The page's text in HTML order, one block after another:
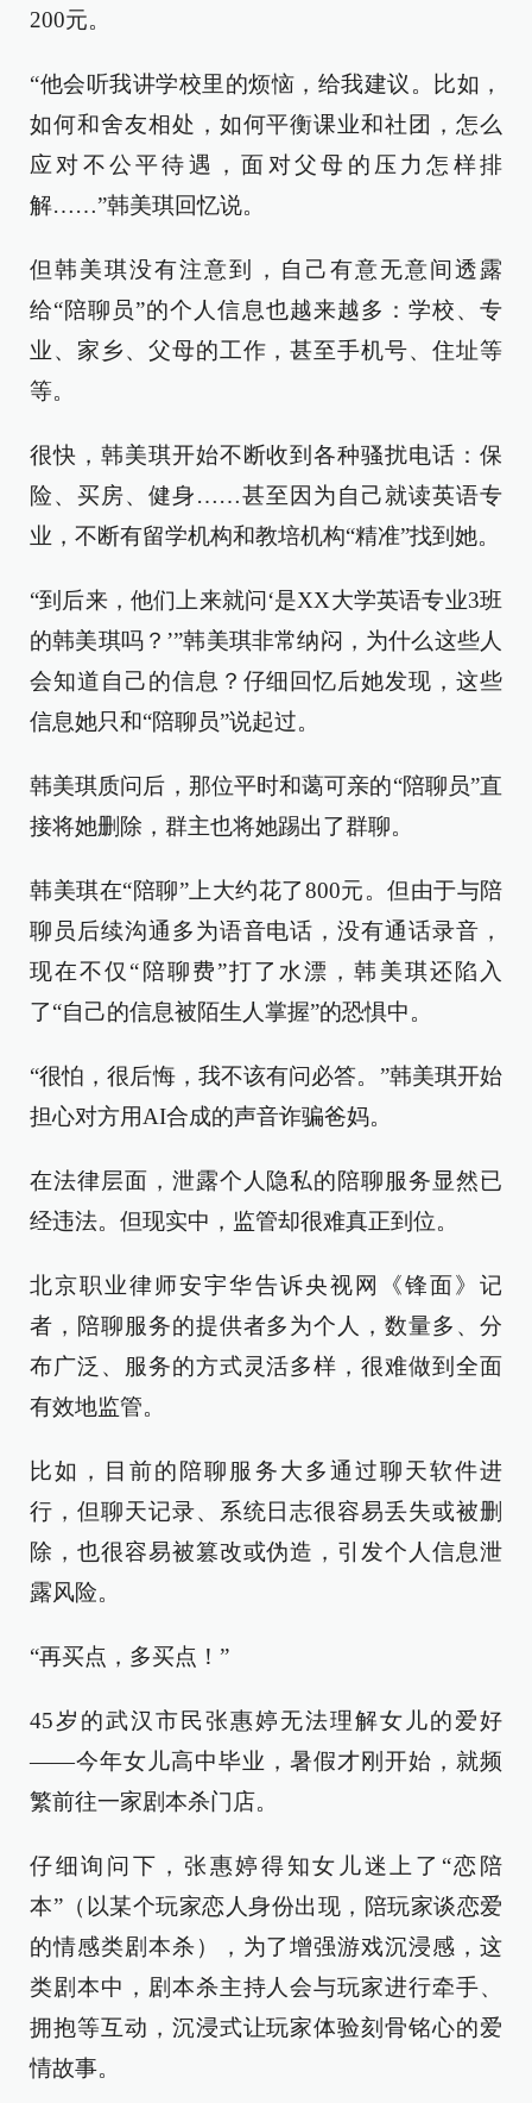
200元。
“他会听我讲学校里的烦恼，给我建议。比如，
如何和舍友相处，如何平衡课业和社团，怎么
应对不公平待遇，面对父母的压力怎样排
解……”韩美琪回忆说。
但韩美琪没有注意到，自己有意无意间透露
给“陪聊员”的个人信息也越来越多：学校、专
业、家乡、父母的工作，甚至手机号、住址等
等。
很快，韩美琪开始不断收到各种骚扰电话：保
险、买房、健身……甚至因为自己就读英语专
业，不断有留学机构和教培机构“精准”找到她。
“到后来，他们上来就问‘是XX大学英语专业3班
的韩美琪吗？’”韩美琪非常纳闷，为什么这些人
会知道自己的信息？仔细回忆后她发现，这些
信息她只和“陪聊员”说起过。
韩美琪质问后，那位平时和蔼可亲的“陪聊员”直
接将她删除，群主也将她踢出了群聊。
韩美琪在“陪聊”上大约花了800元。但由于与陪
聊员后续沟通多为语音电话，没有通话录音，
现在不仅“陪聊费”打了水漂，韩美琪还陷入
了“自己的信息被陌生人掌握”的恐惧中。
“很怕，很后悔，我不该有问必答。”韩美琪开始
担心对方用AI合成的声音诈骗爸妈。
在法律层面，泄露个人隐私的陪聊服务显然已
经违法。但现实中，监管却很难真正到位。
北京职业律师安宇华告诉央视网《锋面》记
者，陪聊服务的提供者多为个人，数量多、分
布广泛、服务的方式灵活多样，很难做到全面
有效地监管。
比如，目前的陪聊服务大多通过聊天软件进
行，但聊天记录、系统日志很容易丢失或被删
除，也很容易被篡改或伪造，引发个人信息泄
露风险。
“再买点，多买点！”
45岁的武汉市民张惠婷无法理解女儿的爱好
——今年女儿高中毕业，暑假才刚开始，就频
繁前往一家剧本杀门店。
仔细询问下，张惠婷得知女儿迷上了“恋陪
本”（以某个玩家恋人身份出现，陪玩家谈恋爱
的情感类剧本杀），为了增强游戏沉浸感，这
类剧本中，剧本杀主持人会与玩家进行牵手、
拥抱等互动，沉浸式让玩家体验刻骨铭心的爱
情故事。